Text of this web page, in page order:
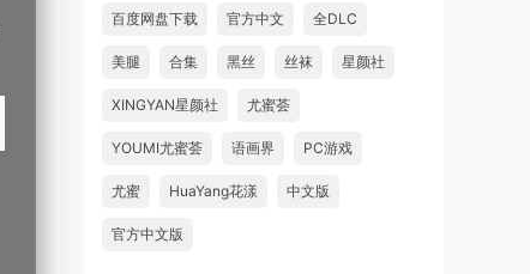
百度网盘下载 官方中文 全DLC
美腿 合集 黑丝 丝袜 星颜社
XINGYAN星颜社 尤蜜荟
YOUMI尤蜜荟 语画界 PC游戏
尤蜜 HuaYang花漾 中文版
官方中文版